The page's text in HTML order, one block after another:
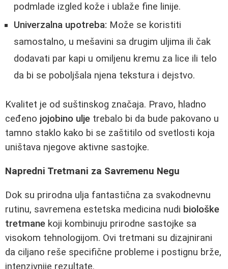
podmlade izgled kože i ublaže fine linije.
Univerzalna upotreba: Može se koristiti
samostalno, u mešavini sa drugim uljima ili čak
dodavati par kapi u omiljenu kremu za lice ili telo
da bi se poboljšala njena tekstura i dejstvo.
Kvalitet je od suštinskog značaja. Pravo, hladno
ceđeno jojobino ulje trebalo bi da bude pakovano u
tamno staklo kako bi se zaštitilo od svetlosti koja
uništava njegove aktivne sastojke.
Napredni Tretmani za Savremenu Negu
Dok su prirodna ulja fantastična za svakodnevnu
rutinu, savremena estetska medicina nudi biološke
tretmane koji kombinuju prirodne sastojke sa
visokom tehnologijom. Ovi tretmani su dizajnirani
da ciljano reše specifične probleme i postignu brže,
intenzivnije rezultate.